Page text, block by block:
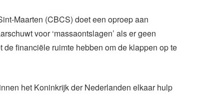
Maarten (CBCS) doet een oproep aan
voor ‘massaontslagen’ als er geen
financiële ruimte hebben om de klappen op te
het Koninkrijk der Nederlanden elkaar hulp